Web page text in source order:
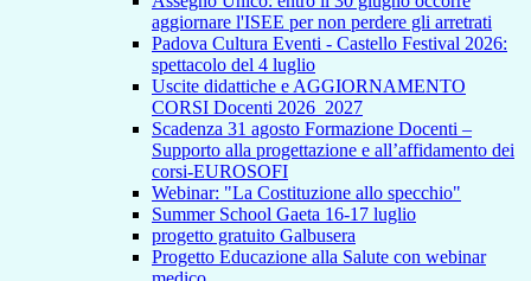
aggiornare l'ISEE per non perdere gli arretrati
Padova Cultura Eventi - Castello Festival 2026:
spettacolo del 4 luglio
Uscite didattiche e AGGIORNAMENTO
CORSI Docenti 2026_2027
Scadenza 31 agosto Formazione Docenti –
Supporto alla progettazione e all’affidamento dei
corsi-EUROSOFI
Webinar: "La Costituzione allo specchio"
Summer School Gaeta 16-17 luglio
progetto gratuito Galbusera
Progetto Educazione alla Salute con webinar